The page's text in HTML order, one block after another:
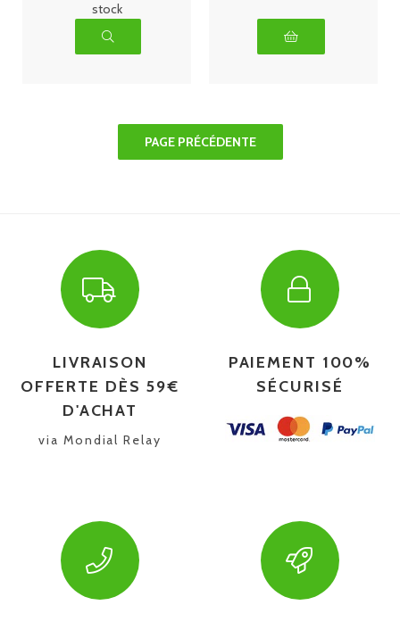
stock
LIVRAISON
OFFERTE DÈS 59€
D'ACHAT
via Mondial Relay
PAIEMENT 100%
SÉCURISÉ